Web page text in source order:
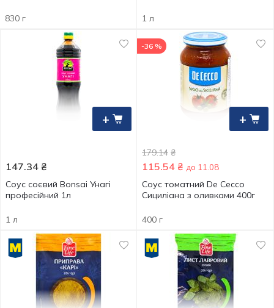
830 г 1 л
+
147.34 ₴
Соус соєвий Bonsai Унагі
професійний 1л
1 л
+
-36 %
179.14 ₴
115.54 ₴ до 11.08
Cоус томатний De Cecco
Сициліана з оливками 400г
400 г